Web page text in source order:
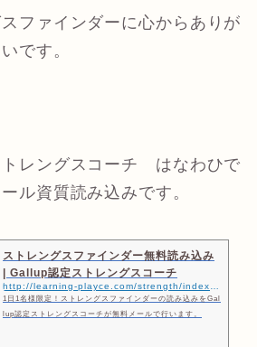
ファインダーに心からありが
です。
トレングスコーチ はなわひで
ル資質読み込みです。
ストレングスファインダー無料読み込み
| Gallup認定ストレングスコーチ
1日1名様限定！ストレングスファインダーの読み込みをGal
lup認定ストレングスコーチが無料メールで行います。